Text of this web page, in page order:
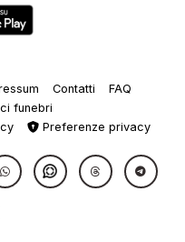
Contatti
FAQ
funebri
Preferenze privacy